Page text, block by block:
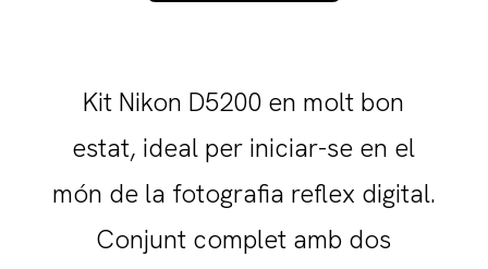
Kit Nikon D5200 en molt bon
estat, ideal per iniciar-se en el
món de la fotografia reflex digital.
Conjunt complet amb dos